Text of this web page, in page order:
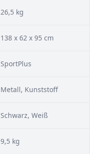
26,5 kg
138 x 62 x 95 cm
SportPlus
Metall, Kunststoff
Schwarz, Weiß
9,5 kg